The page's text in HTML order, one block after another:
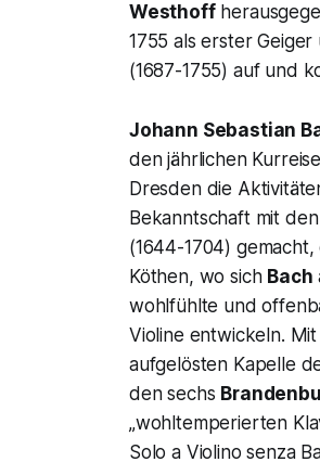
Westhoff
1755 als erster
(1687-1755) auf und
Johann Sebastian
den jährlichen
Dresden die
Bekanntschaft mit
(1644-1704)
Köthen, wo sich Bach
wohlfühlte und
Violine entwickeln.
aufgelösten Kapelle
den sechs
„wohltemperierten
Solo a Violino senza